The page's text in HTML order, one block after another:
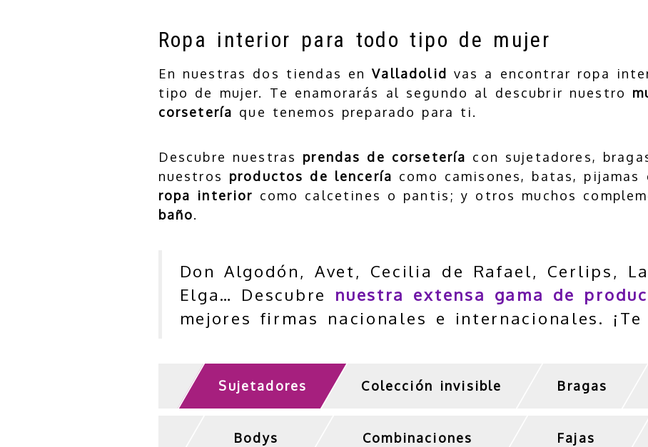
Ropa interior para todo tipo de mujer
En nuestras dos tiendas enValladolid vas a encontrar ropa
tipo de mujer. Te enamorarás al segundo al descubrir nuestro
corsetería que tenemos preparado para ti.
Descubre nuestras prendas de corsetería con sujetadores,
nuestros productos de lencería como camisones, batas, pijamas
ropa interior como calcetines o pantis; y otros muchos
baño.
Don Algodón, Avet, Cecilia de Rafael, Cerlips,
Elga… Descubre nuestra extensa gama de
mejores firmas nacionales e internacionales. ¡Te
Sujetadores Colección invisible Bragas
Bodys Combinaciones Fajas